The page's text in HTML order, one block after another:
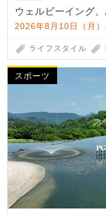
ウェルビーイング
2026年8月10日（月
ライフスタイル
スポーツ